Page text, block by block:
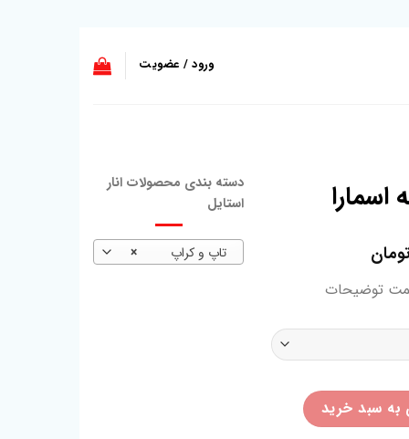
ورود / عضویت
اسمارا
توضیحات
به سبد خرید
دسته بندی محصولات انار
استایل
× تاپ و کراپ